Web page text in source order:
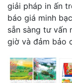
giải pháp in ấn
báo giá minh
sẵn sàng tư vấn
giờ và đảm bảo